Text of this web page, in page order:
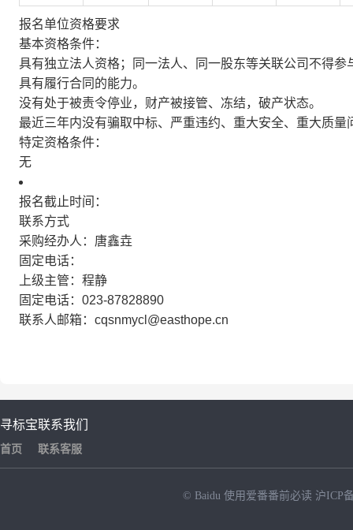
报名单位资格要求
基本资格条件：
具有独立法人资格；同一法人、同一股东等关联公司不得参
具有履行合同的能力。
没有处于被责令停业，财产被接管、冻结，破产状态。
最近三年内没有骗取中标、严重违约、重大安全、重大质量
特定资格条件：
无
报名截止时间：
联系方式
采购经办人：唐鑫垚
固定电话：
上级主管：程静
固定电话：023-87828890
联系人邮箱：cqsnmycl@easthope.cn
寻标宝
首页
联系我们
联系客服
© Baidu 使用爱番番前必读 沪ICP